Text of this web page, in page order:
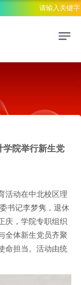
学院举行新生党
活动在中北校区理
书记李梦隽，退休
庆，学院专职组织
全体新生党员齐聚
命担当。活动由统